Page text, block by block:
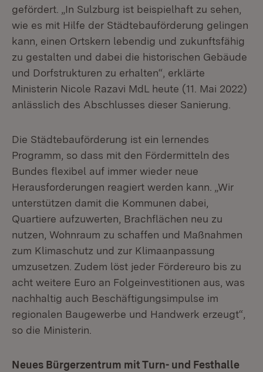
gefördert. „In Sulzburg ist beispielhaft zu sehen,
wie es mit Hilfe der Städtebauförderung gelingen
kann, einen Ortskern lebendig und zukunftsfähig
zu gestalten und dabei die historischen Gebäude
und Dorfstrukturen zu erhalten“, erklärte
Ministerin Nicole Razavi MdL heute (11. Mai 2022)
anlässlich des Abschlusses dieser Sanierung.
Die Städtebauförderung ist ein lernendes
Programm, so dass mit den Fördermitteln des
Bundes flexibel auf immer wieder neue
Herausforderungen reagiert werden kann. „Wir
unterstützen damit die Kommunen dabei,
Quartiere aufzuwerten, Brachflächen neu zu
nutzen, Wohnraum zu schaffen und Maßnahmen
zum Klimaschutz und zur Klimaanpassung
umzusetzen. Zudem löst jeder Fördereuro bis zu
acht weitere Euro an Folgeinvestitionen aus, was
nachhaltig auch Beschäftigungsimpulse im
regionalen Baugewerbe und Handwerk erzeugt“,
so die Ministerin.
Neues Bürgerzentrum mit Turn- und Festhalle